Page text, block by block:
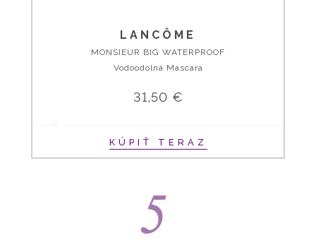
LANCÔME
MONSIEUR BIG WATERPROOF
Vodoodolná Mascara
31,50 €
KÚPIŤ TERAZ